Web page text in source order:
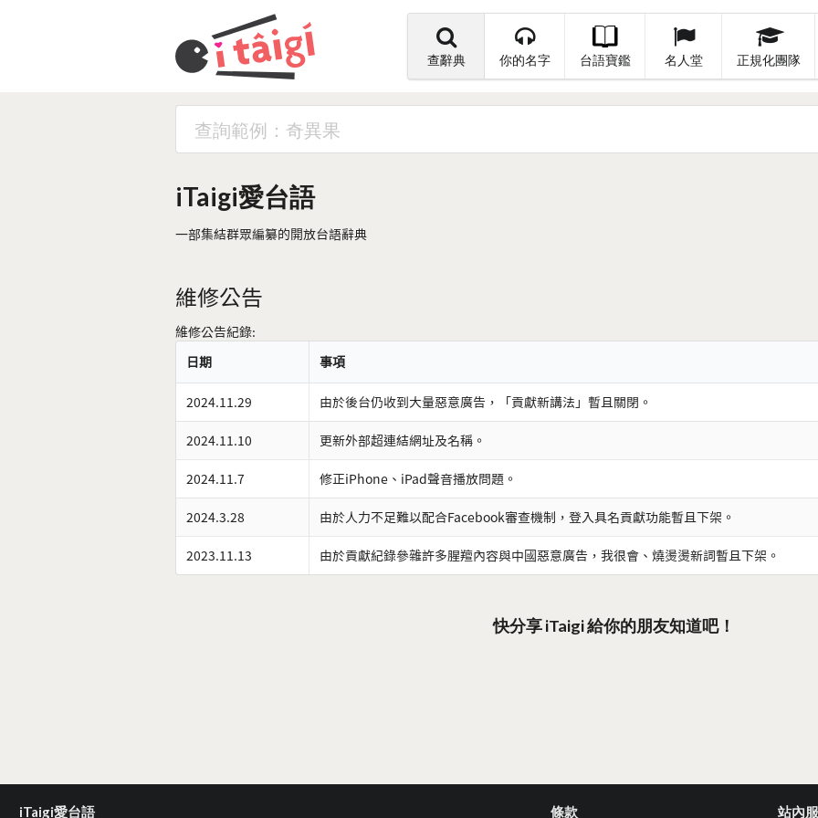
查辭典 你的名字 台語寶鑑 名人堂 正規化團隊
iTaigi愛台語
一部集結群眾編纂的開放台語辭典
維修公告
維修公告紀錄:
日期
事項
2024.11.29 由於後台仍收到大量惡意廣告，「貢獻新講法」暫且關閉。
2024.11.10 更新外部超連結網址及名稱。
2024.11.7 修正iPhone、iPad聲音播放問題。
2024.3.28 由於人力不足難以配合Facebook審查機制，登入具名貢獻功能暫且下架。
2023.11.13 由於貢獻紀錄參雜許多腥羶內容與中國惡意廣告，我很會、燒燙燙新詞暫且下架。
快分享 iTaigi 給你的朋友知道吧！
iTaigi愛台語 條款 站內